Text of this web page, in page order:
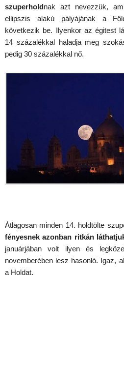
szuperholdnak azt nevezzük,
ellipszis alakú pályájának a
következik be. Ilyenkor az égitest
14 százalékkal haladja meg
pedig 30 százalékkal nő.
Átlagosan minden 14. holdtölte
fényesnek azonban ritkán
januárjában volt ilyen és
novemberében lesz hasonló. Igaz,
a Holdat.